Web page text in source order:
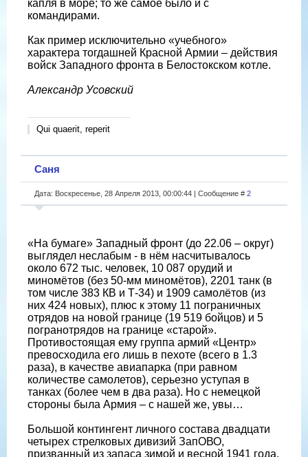
капля в море; то же самое было и с
командирами.
Как пример исключительно «учебного»
характера тогдашней Красной Армии – действия
войск Западного фронта в Белостокском котле.
Александр Усовский
Qui quaerit, reperit
Саня
Дата: Воскресенье, 28 Апреля 2013, 00:00:44 | Сообщение # 2
«На бумаге» Западный фронт (до 22.06 – округ)
выглядел неслабым - в нём насчитывалось
около 672 тыс. человек, 10 087 орудий и
миномётов (без 50-мм миномётов), 2201 танк (в
том числе 383 КВ и Т-34) и 1909 самолётов (из
них 424 новых), плюс к этому 11 пограничных
отрядов на новой границе (19 519 бойцов) и 5
погранотрядов на границе «старой».
Противостоящая ему группа армий «Центр»
превосходила его лишь в пехоте (всего в 1.3
раза), в качестве авиапарка (при равном
количестве самолетов), серьезно уступая в
танках (более чем в два раза). Но с немецкой
стороны была Армия – с нашей же, увы…
Большой контингент личного состава двадцати
четырех стрелковых дивизий ЗапОВО,
призванный из запаса зимой и весной 1941 года,